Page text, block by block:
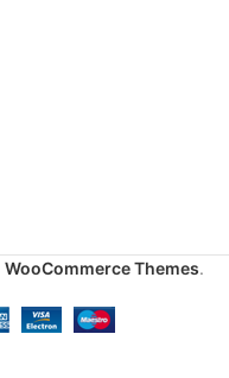
WooCommerce Themes.